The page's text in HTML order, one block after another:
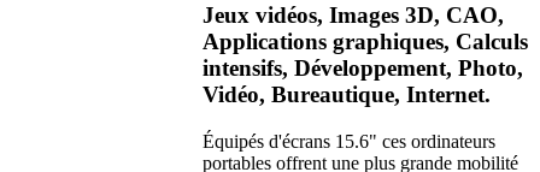
Jeux vidéos, Images 3D, CAO,
Applications graphiques, Calculs
intensifs, Développement, Photo,
Vidéo, Bureautique, Internet.
Équipés d'écrans 15.6" ces ordinateurs
portables offrent une plus grande mobilité